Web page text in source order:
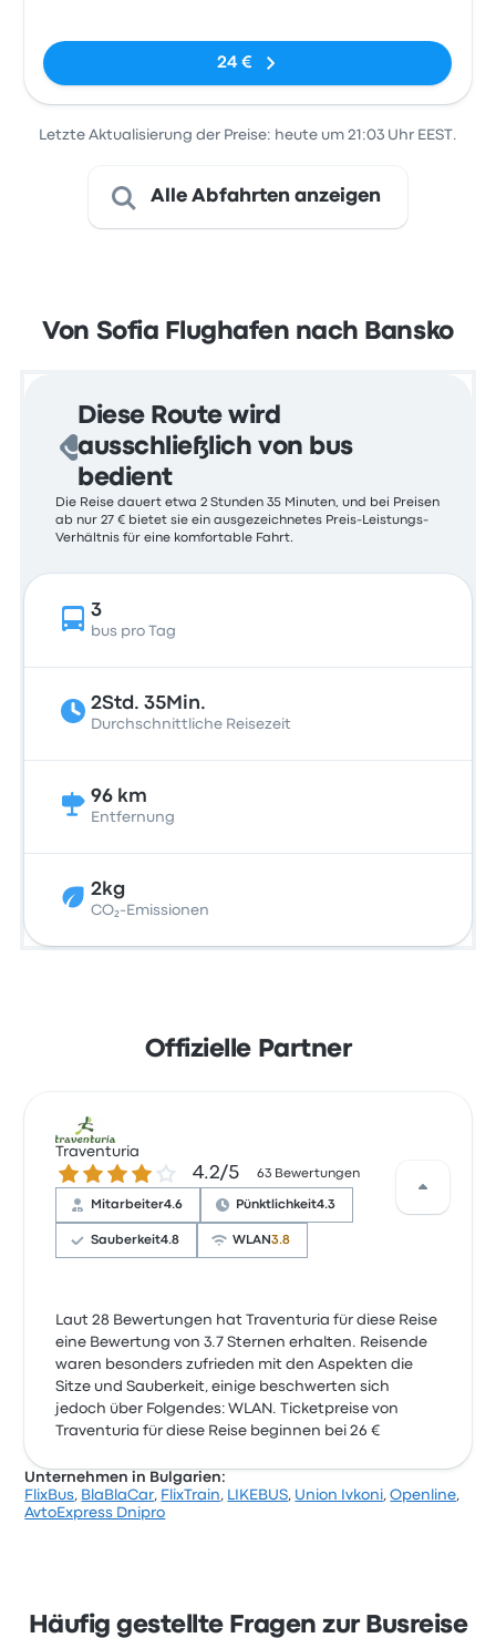
24 €
Letzte Aktualisierung der Preise: heute um 21:03 Uhr EEST.
Alle Abfahrten anzeigen
Von Sofia Flughafen nach Bansko
Diese Route wird
ausschließlich von bus
bedient
Die Reise dauert etwa 2 Stunden 35 Minuten, und bei Preisen
ab nur 27 € bietet sie ein ausgezeichnetes Preis-Leistungs-
Verhältnis für eine komfortable Fahrt.
3
bus pro Tag
2Std. 35Min.
Durchschnittliche Reisezeit
96 km
Entfernung
2kg
CO₂-Emissionen
Offizielle Partner
Traventuria
4.2 von 5 Sternen4.2/5 63 Bewertungen
Mitarbeiter4.6 Pünktlichkeit4.3
Sauberkeit4.8 WLAN3.8
Laut 28 Bewertungen hat Traventuria für diese Reise
eine Bewertung von 3.7 Sternen erhalten. Reisende
waren besonders zufrieden mit den Aspekten die
Sitze und Sauberkeit, einige beschwerten sich
jedoch über Folgendes: WLAN. Ticketpreise von
Traventuria für diese Reise beginnen bei 26 €
Unternehmen in Bulgarien:
FlixBus, BlaBlaCar, FlixTrain, LIKEBUS, Union Ivkoni,Openline,
AvtoExpress Dnipro
Häufig gestellte Fragen zur Busreise